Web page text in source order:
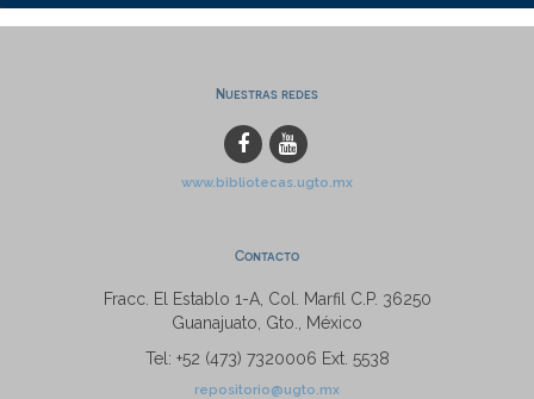
Nuestras redes
www.bibliotecas.ugto.mx
Contacto
Fracc. El Establo 1-A, Col. Marfil C.P. 36250
Guanajuato, Gto., México
Tel: +52 (473) 7320006 Ext. 5538
repositorio@ugto.mx